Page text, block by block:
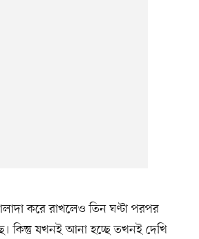
করে রাখলেও তিন ঘণ্টা পরপর
কিন্তু যখনই আনা হচ্ছে তখনই দেখি